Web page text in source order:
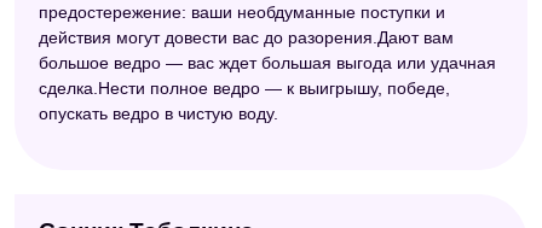
предостережение: ваши необдуманные поступки и
действия могут довести вас до разорения.Дают вам
большое ведро — вас ждет большая выгода или удачная
сделка.Нести полное ведро — к выигрышу, победе,
опускать ведро в чистую воду.